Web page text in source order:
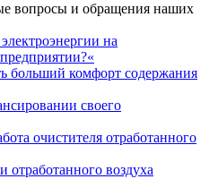
вопросы и обращения наших
на
больший комфорт содержания
своего
очистителя отработанного
отработанного воздуха